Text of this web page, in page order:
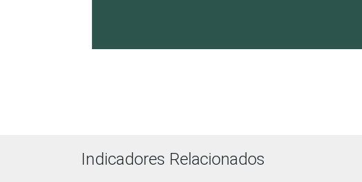
Indicadores Relacionados